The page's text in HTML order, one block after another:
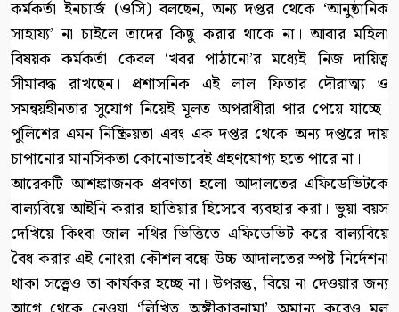
কর্মকর্তা ইনচার্জ (ওসি) বলছেন, অন্য দপ্তর থেকে ‘আনুষ্ঠানিক
সাহায্য’ না চাইলে তাদের কিছু করার থাকে না। আবার মহিলা
বিষয়ক কর্মকর্তা কেবল ‘খবর পাঠানো’র মধ্যেই নিজ দায়িত্ব
সীমাবদ্ধ রাখছেন। প্রশাসনিক এই লাল ফিতার দৌরাত্ম্য ও
সমন্বয়হীনতার সুযোগ নিয়েই মূলত অপরাধীরা পার পেয়ে যাচ্ছে।
পুলিশের এমন নিষ্ক্রিয়তা এবং এক দপ্তর থেকে অন্য দপ্তরে দায়
চাপানোর মানসিকতা কোনোভাবেই গ্রহণযোগ্য হতে পারে না।
আরেকটি আশঙ্কাজনক প্রবণতা হলো আদালতের এফিডেভিটকে
বাল্যবিয়ে আইনি করার হাতিয়ার হিসেবে ব্যবহার করা। ভুয়া বয়স
দেখিয়ে কিংবা জাল নথির ভিত্তিতে এফিডেভিট করে বাল্যবিয়ে
বৈধ করার এই নোংরা কৌশল বন্ধে উচ্চ আদালতের স্পষ্ট নির্দেশনা
থাকা সত্ত্বেও তা কার্যকর হচ্ছে না। উপরন্তু, বিয়ে না দেওয়ার জন্য